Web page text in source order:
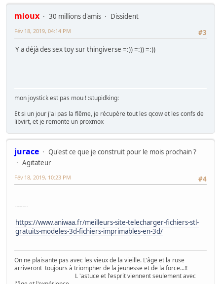
mioux 30 millions d'amis
Dissident
#3
Fév 18, 2019, 04:14 PM
Y a déjà des sex toy sur thingiverse =:)) =:)) =:))
mon joystick est pas mou ! :stupidking:
Et si un jour j'ai pas la flême, je récupère tout les qcow et les confs de
libvirt, et je remonte un proxmox
jurace
Qu'est ce que je construit pour le mois prochain ?
Agitateur
#4
Fév 18, 2019, 10:23 PM
Un annuaire de fichiers STL
https://www.aniwaa.fr/meilleurs-site-telecharger-fichiers-stl-
gratuits-modeles-3d-fichiers-imprimables-en-3d/
On ne plaisante pas avec les vieux de la vieille. L'âge et la ruse
arriveront toujours à triompher de la jeunesse et de la force...!!
L 'astuce et l'esprit viennent seulement avec